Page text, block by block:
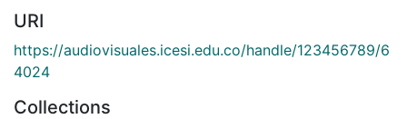
URI
https://audiovisuales.icesi.edu.co/handle/123456789/6
4024
Collections